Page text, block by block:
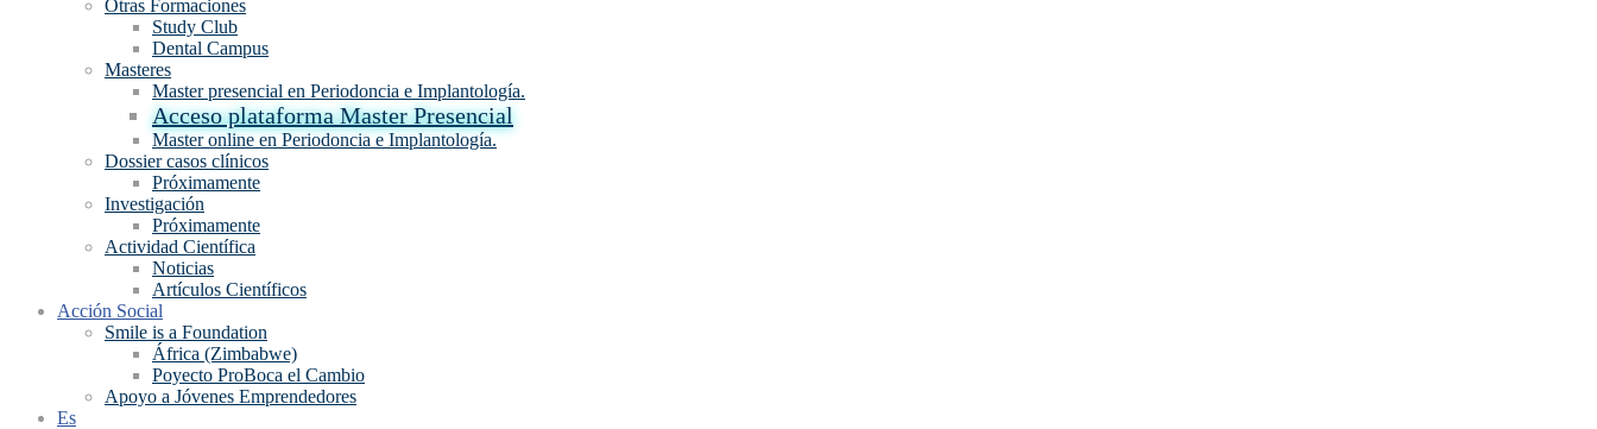
Otras Formaciones
Study Club
Dental Campus
Masteres
Master presencial en Periodoncia e Implantología.
Acceso plataforma Master Presencial
Master online en Periodoncia e Implantología.
Dossier casos clínicos
Próximamente
Investigación
Próximamente
Actividad Científica
Noticias
Artículos Científicos
Acción Social
Smile is a Foundation
África (Zimbabwe)
Poyecto ProBoca el Cambio
Apoyo a Jóvenes Emprendedores
Es